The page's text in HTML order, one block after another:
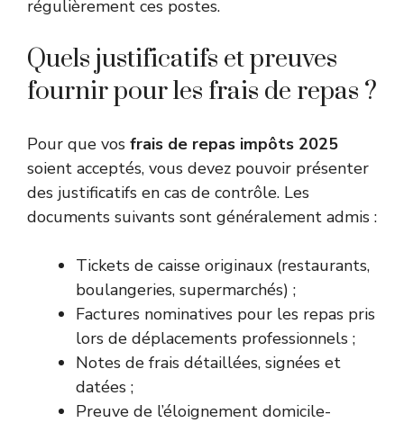
régulièrement ces postes.
Quels justificatifs et preuves
fournir pour les frais de repas ?
Pour que vos frais de repas impôts 2025
soient acceptés, vous devez pouvoir présenter
des justificatifs en cas de contrôle. Les
documents suivants sont généralement admis :
Tickets de caisse originaux (restaurants,
boulangeries, supermarchés) ;
Factures nominatives pour les repas pris
lors de déplacements professionnels ;
Notes de frais détaillées, signées et
datées ;
Preuve de l’éloignement domicile-